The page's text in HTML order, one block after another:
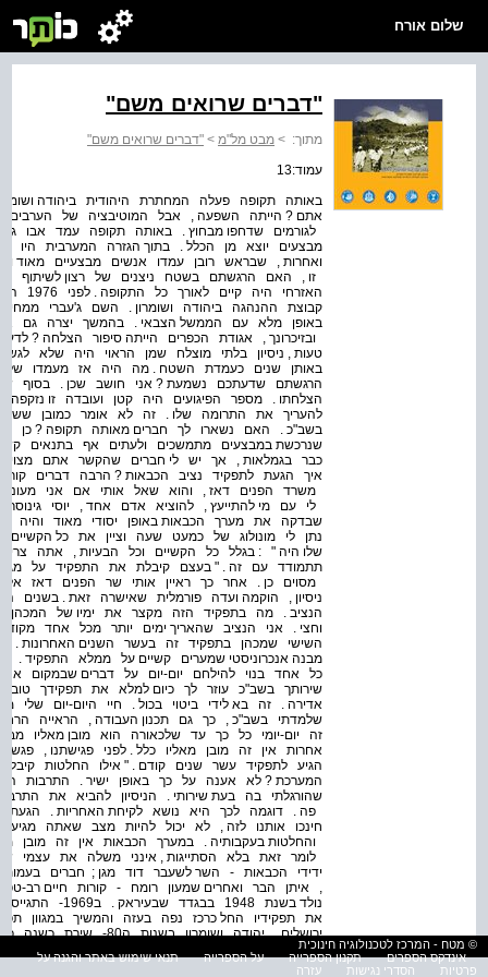
שלום אורח
"דברים שרואים משם"
מתוך: > מבט מל"מ > "דברים שרואים משם"
עמוד:13
באותה תקופה פעלה המחתרת היהודית ביהודה
אתם ? הייתה השפעה , אבל המוטיבציה של
לגורמים שדחפו מבחוץ . באותה תקופה עמד אבו
מבצעים יוצא מן הכלל . בתוך הגזרה המערבית היו
ואחרות , שבראש רובן עמדו אנשים מבצעיים מאוד
זו , האם הרגשתם בשטח ניצנים של רצון לשיתוף
קבוצת ההנהגה ביהודה ושומרון . השם ג'עברי
באופן מלא עם הממשל הצבאי . בהמשך יצרה גם
ובזיכרונך , אגודת הכפרים הייתה סיפור הצלחה ?
טעות , ניסיון בלתי מוצלח שמן הראוי היה שלא
באותן שנים כעמדת השטח . מה היה אז מעמדו של
הצלחתו . מספר הפיגועים היה קטן ועובדה זו
בשב"כ . האם נשארו לך חברים מאותה תקופה ? כן
שנרכשת במבצעים מתמשכים ולעתים אף בתנאים
כבר בגמלאות , אך יש לי חברים שהקשר אתם
איך הגעת לתפקיד נציב הכבאות ? הרבה דברים
משרד הפנים דאז , והוא שאל אותי אם אני
לי עם מי להתייעץ , להוציא אדם אחד , יוסי
שבדקה את מערך הכבאות באופן יסודי מאוד והיה
נתן לי מונולוג של כמעט שעה וציין את כל
שלו היה " : בגלל כל הקשיים וכל הבעיות , אתה
תתמודד עם זה . " בעצם קיבלת את התפקיד על מגש
מסוים כן . אחר כך ראיין אותי שר הפנים דאז
ניסיון , הוקמה ועדה פורמלית שאישרה זאת .
הנציב . מה בתפקיד הזה מקצר את ימיו של
וחצי . אני הנציב שהאריך ימים יותר מכל אחד
השישי שמכהן בתפקיד זה בעשר השנים האחרונות .
מבנה אנכרוניסטי שמערים קשיים על ממלא התפקיד .
כל אחד בנוי להילחם יום-יום על דברים
שירותך בשב"כ עוזר לך כיום למלא את תפקידך
אדירה . זה בא לידי ביטוי בכול . חיי היום-יום שלי
שלמדתי בשב"כ , כך גם תכנון העבודה , הראייה
זה יום-יומי כל כך עד שלכאורה הוא מובן מאליו
אחרות אין זה מובן מאליו כלל . לפני פגישתנו ,
הגיע לתפקיד עשר שנים קודם . " אילו החלטות
המערכת ? לא אענה על כך באופן ישיר . התרבות
שהורגלתי בה בעת שירותי . הניסיון להביא את
פה . דוגמה לכך היא נושא לקיחת האחריות .
חינכו אותנו לזה , לא יכול להיות מצב שאתה מגיע
והחלטות בעקבותיה . במערך הכבאות אין זה מובן
לומר זאת בלא הסתייגות , אינני משלה את עצמי
ידידי הכבאות - השר לשעבר דוד מגן ; חברים
, איתן הבר ואחרים שמעון רומח - קורות חיים רב-
נולד בשנת 1948
את תפקידיו החל כרכז נפה בעזה והמשיך במגוון
ירושלים , יהודה ושומרון
אדם . בשנת 2002 מינה אותו שר הפנים ישי לתפקיד נציב כבאות ראשי .
© מטח - המרכז לטכנולוגיה חינוכית
אינדקס הספרים
תקנון הספרייה על הספרייה
תנאי שימוש באתר והגנה על
פרטיות
הסדרי נגישות עזרה